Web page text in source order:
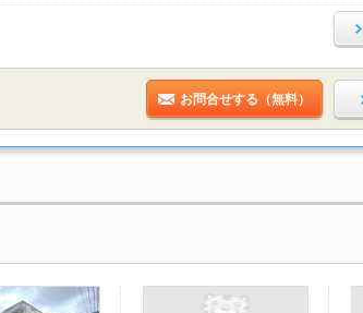
お問合せする（無料）